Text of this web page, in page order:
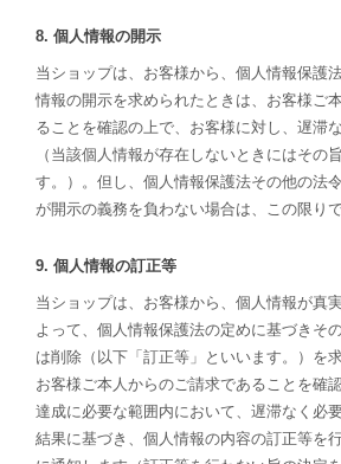
8. 個人情報の開示
当ショップは、お客様から、個人情報保護
情報の開示を求められたときは、お客様ご
ることを確認の上で、お客様に対し、遅滞
（当該個人情報が存在しないときにはその
す。）。但し、個人情報保護法その他の法
が開示の義務を負わない場合は、この限り
9. 個人情報の訂正等
当ショップは、お客様から、個人情報が真
よって、個人情報保護法の定めに基づきそ
は削除（以下「訂正等」といいます。）を
お客様ご本人からのご請求であることを確
達成に必要な範囲内において、遅滞なく必
結果に基づき、個人情報の内容の訂正等を